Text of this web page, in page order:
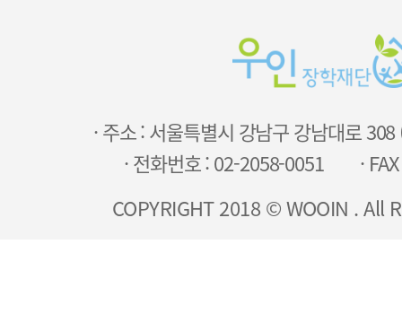
· 주소 : 서울특별시 강남구 강남대로
· 전화번호 : 02-2058-0051
·
COPYRIGHT 2018 © WOOIN . All